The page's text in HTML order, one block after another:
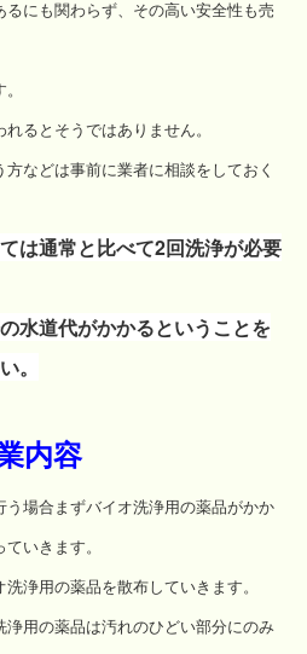
にも関わらず、その高い安全性も売
るとそうではありません。
などは事前に業者に相談をしておく
は通常と比べて2回洗浄が必要
水道代がかかるということを
。
内容
場合まずバイオ洗浄用の薬品がかか
いきます。
浄用の薬品を散布していきます。
用の薬品は汚れのひどい部分にのみ